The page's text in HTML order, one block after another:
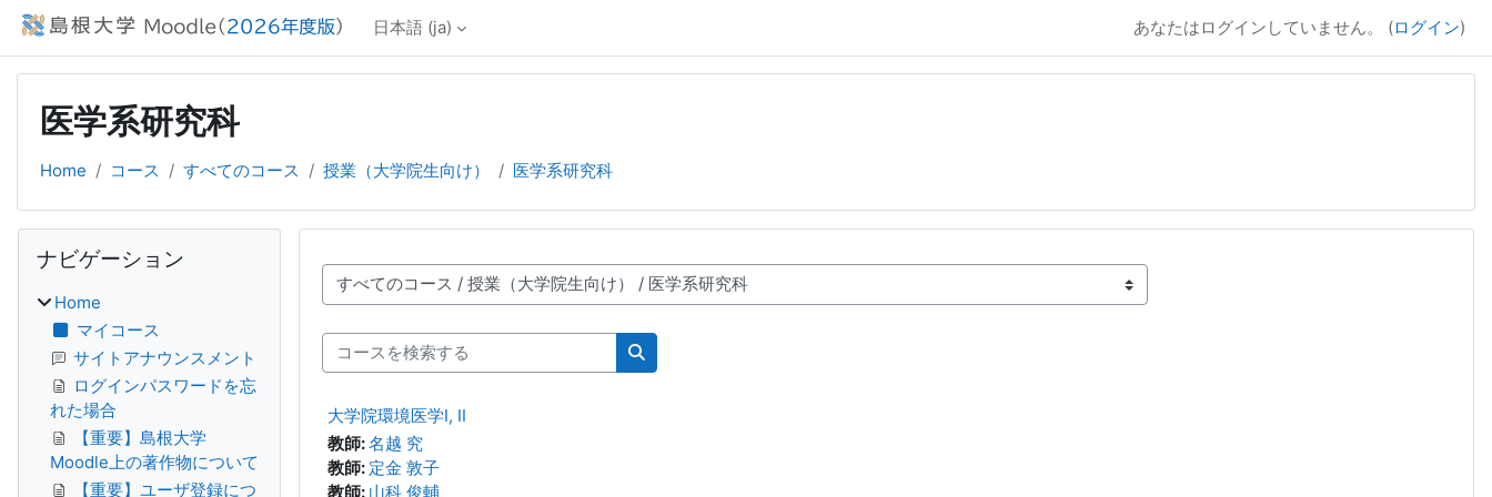
メインコンテンツへスキップする
日本語 ‎(ja)‎ あなたはログインしていません。 (ログイン)
医学系研究科
Home コース すべてのコース 授業（大学院生向け） 医学系研究科
コースカテゴリ
コースを検索する
コースを検索する
大学院環境医学I, II
教師:名越 究
教師: 定金 敦子
教師: 山科 俊輔
ブロック
ナビゲーション
Home
マイコース
サイトアナウンスメント
ログインパスワードを忘
れた場合
【重要】島根大学
Moodle上の著作物について
【重要】ユーザ登録につ